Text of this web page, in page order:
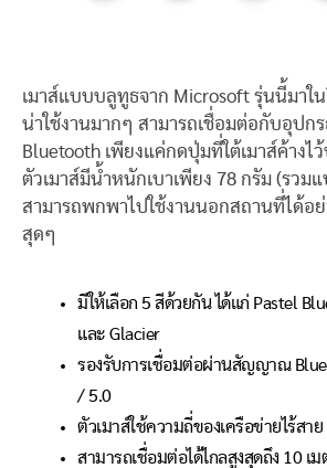
เมาส์แบบบลูทูธจาก Microsoft รุ่นนี้มาใ
น่าใช้งานมากๆ สามารถเชื่อมต่อกับอุปก
Bluetooth เพียงแค่กดปุ่มที่ใต้เมาส์ค้างไ
ตัวเมาส์มีน้ำหนักเบาเพียง 78 กรัม (รวม
สามารถพกพาไปใช้งานนอกสถานที่ได้อ
สุดๆ
มีให้เลือก 5 สีด้วยกัน ได้แก่ Pastel
และ Glacier
รองรับการเชื่อมต่อผ่านสัญญาณ
/ 5.0
ตัวเมาส์ใช้ความถี่ของเครือข่ายไร้สาย
สามารถเชื่อมต่อได้ไกลสูงสุดถึง 10 เม